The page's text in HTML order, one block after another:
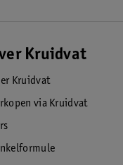
Kruidvat
Kruidvat
via Kruidvat